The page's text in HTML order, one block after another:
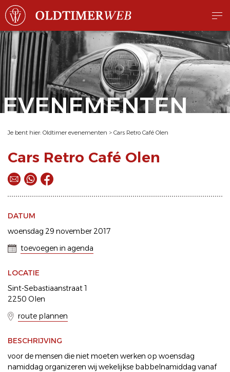
EVENEMENTEN
Je bent hier: Oldtimer evenementen > Cars Retro Café Olen
Cars Retro Café Olen
DATUM
woensdag 29 november 2017
toevoegen in agenda
LOCATIE
Sint-Sebastiaanstraat 1
2250 Olen
route plannen
BESCHRIJVING
voor de mensen die niet moeten werken op woensdag
namiddag organizeren wij wekelijkse babbelnamiddag vanaf